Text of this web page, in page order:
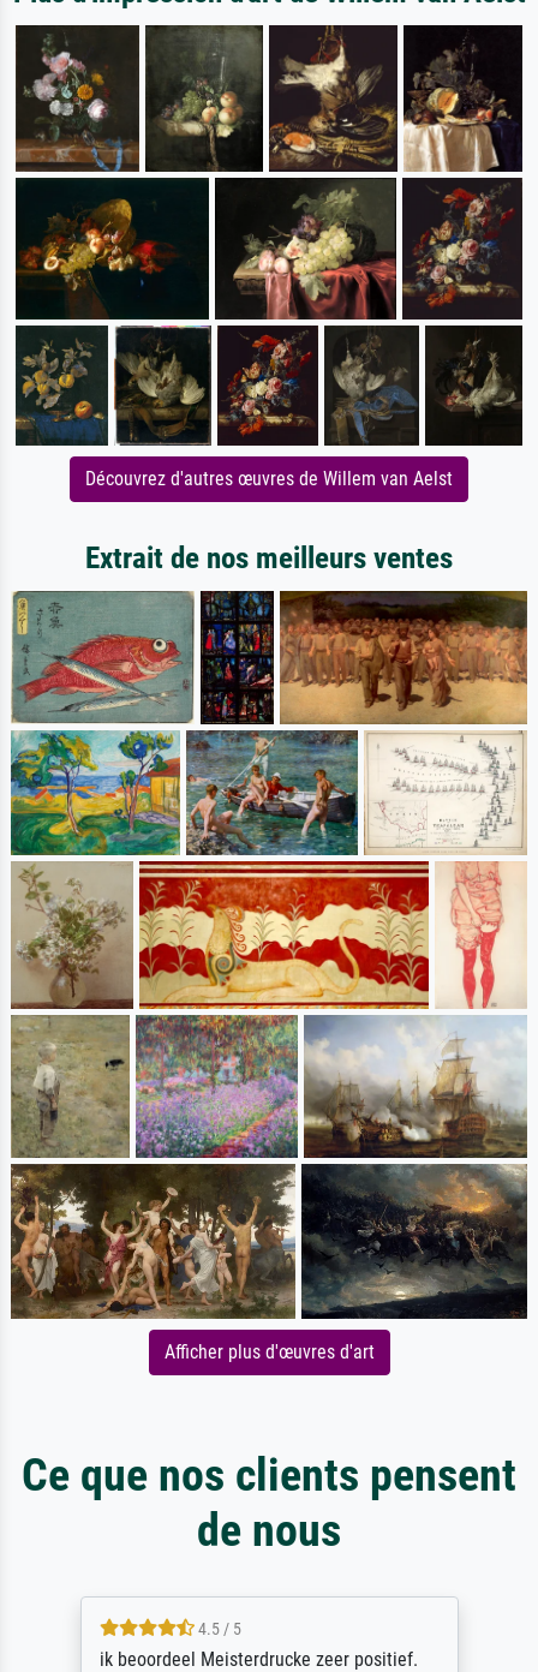
Découvrez d'autres œuvres de Willem van Aelst
Extrait de nos meilleurs ventes
Afficher plus d'œuvres d'art
Ce que nos clients pensent
de nous
4.5 / 5
ik beoordeel Meisterdrucke zeer positief.